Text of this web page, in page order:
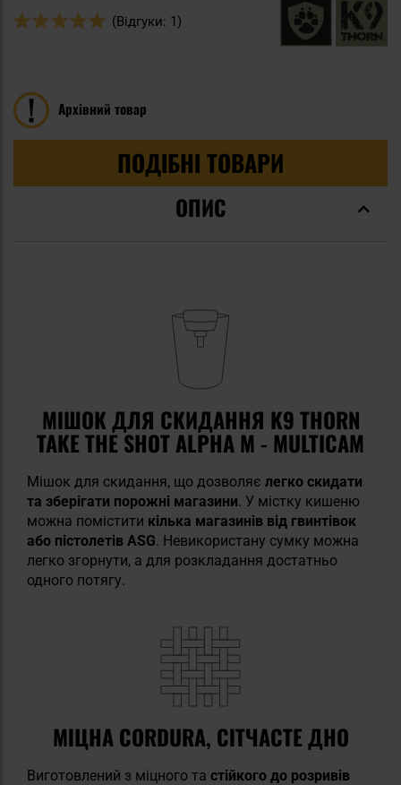
Оцінка:
(Відгуки: 1)
Архівний товар
ПОДІБНІ ТОВАРИ
ОПИС
МІШОК ДЛЯ СКИДАННЯ K9 THORN
TAKE THE SHOT ALPHA M - MULTICAM
Мішок для скидання, що дозволяє легко скидати
та зберігати порожні магазини. У містку кишеню
можна помістити кілька магазинів від гвинтівок
або пістолетів ASG. Невикористану сумку можна
легко згорнути, а для розкладання достатньо
одного потягу.
МІЦНА CORDURA, СІТЧАСТЕ ДНО
Виготовлений з міцного та стійкого до розривів